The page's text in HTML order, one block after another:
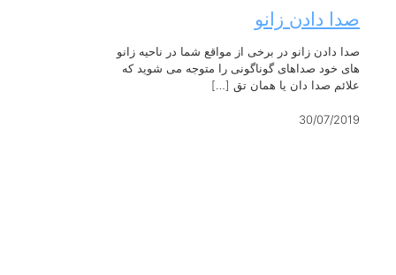
صدا دادن زانو
صدا دادن زانو در برخی از مواقع شما در ناحیه زانو
های خود صداهای گوناگونی را متوجه می شوید که
علائم صدا دان یا همان تق […]
30/07/2019